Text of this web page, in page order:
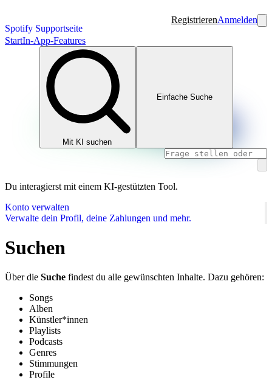
Spotify Supportseite
RegistrierenAnmelden
StartIn-App-Features
Mit KI suchen
Einfache Suche
Du interagierst mit einem KI-gestützten Tool.
Konto verwalten
Verwalte dein Profil, deine Zahlungen und mehr.
Suchen
Über die Suche findest du alle gewünschten Inhalte. Dazu gehören:
Songs
Alben
Künstler*innen
Playlists
Podcasts
Genres
Stimmungen
Profile